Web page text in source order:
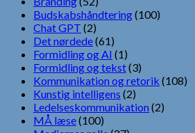
Budskabshåndtering(100)
Chat GPT (2)
Det nørdede(61)
Formidling og AI (1)
Formidling og tekst(3)
Kommunikation og retorik (108)
Kunstig intelligens (2)
Ledelseskommunikation (2)
MÅ læse(100)